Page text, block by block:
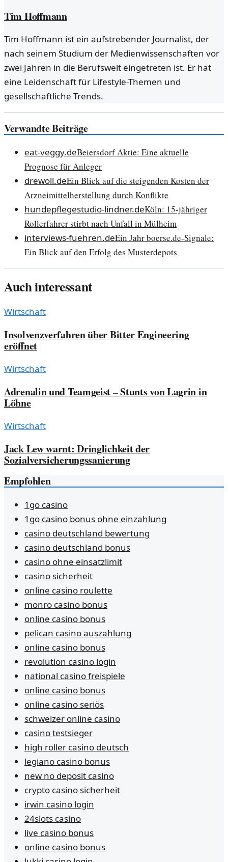
Tim Hoffmann
Tim Hoffmann ist ein aufstrebender Journalist, der
nach seinem Studium der Medienwissenschaften vor
zwei Jahren in die Berufswelt eingetreten ist. Er hat
eine Leidenschaft für Lifestyle-Themen und
gesellschaftliche Trends.
Verwandte Beiträge
eat-veggy.deBeiersdorf Aktie: Eine aktuelle
Prognose für Anleger
drewoll.deEin Blick auf die steigenden Kosten der
Arzneimittelherstellung durch Konflikte
hundepflegestudio-lindner.deKöln: 15-jähriger
Rollerfahrer stirbt nach Unfall in Mülheim
interviews-fuehren.deEin Jahr boerse.de-Signale:
Ein Blick auf den Erfolg des Musterdepots
Auch interessant
Wirtschaft
Insolvenzverfahren über Bitter Engineering
eröffnet
Wirtschaft
Adrenalin und Teamgeist – Stunts von Lagrin in
Löhne
Wirtschaft
Jack Lew warnt: Dringlichkeit der
Sozialversicherungssanierung
Empfohlen
1go casino
1go casino bonus ohne einzahlung
casino deutschland bewertung
casino deutschland bonus
casino ohne einsatzlimit
casino sicherheit
online casino roulette
monro casino bonus
online casino bonus
pelican casino auszahlung
online casino bonus
revolution casino login
national casino freispiele
online casino bonus
online casino seriös
schweizer online casino
casino testsieger
high roller casino deutsch
legiano casino bonus
new no deposit casino
crypto casino sicherheit
irwin casino login
24slots casino
live casino bonus
online casino bonus